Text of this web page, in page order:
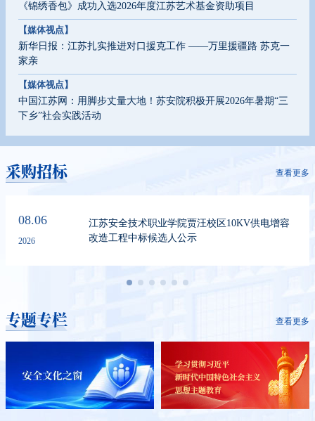
《锦绣香包》成功入选2026年度江苏艺术基金资助项目
【媒体视点】
新华日报：江苏扎实推进对口援克工作 ——万里援疆路 苏克一
家亲
【媒体视点】
中国江苏网：用脚步丈量大地！苏安院积极开展2026年暑期“三
下乡”社会实践活动
采购招标 查看更多
08.06
2026
江苏安全技术职业学院贾汪校区10KV供电增容
改造工程中标候选人公示
专题专栏 查看更多